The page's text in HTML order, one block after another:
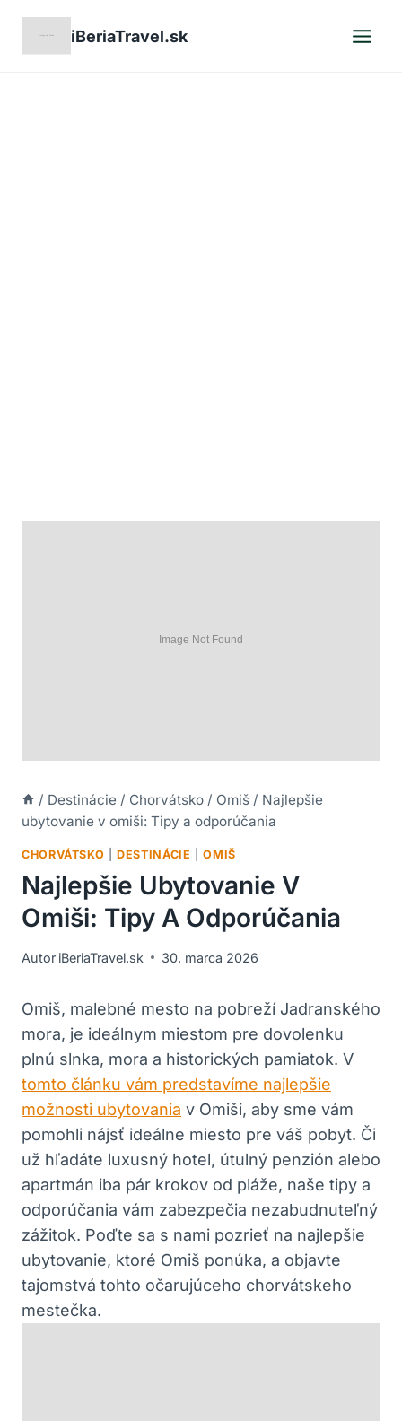
iBeriaTravel.sk
/ Destinácie / Chorvátsko / Omiš / Najlepšie
ubytovanie v omiši: Tipy a odporúčania
CHORVÁTSKO |DESTINÁCIE |OMIŠ
Najlepšie Ubytovanie V
Omiši: Tipy A Odporúčania
Autor iBeriaTravel.sk 30. marca 2026
Omiš, malebné mesto na pobreží Jadranského
mora, je ideálnym miestom pre dovolenku
plnú slnka, mora a historických pamiatok. V
tomto článku vám predstavíme najlepšie
možnosti ubytovania v Omiši, aby sme vám
pomohli nájsť ideálne miesto pre váš pobyt. Či
už hľadáte luxusný hotel, útulný penzión alebo
apartmán iba pár krokov od pláže, naše tipy a
odporúčania vám zabezpečia nezabudnuteľný
zážitok. Poďte sa s nami pozrieť na najlepšie
ubytovanie, ktoré Omiš ponúka, a objavte
tajomstvá tohto očarujúceho chorvátskeho
mestečka.